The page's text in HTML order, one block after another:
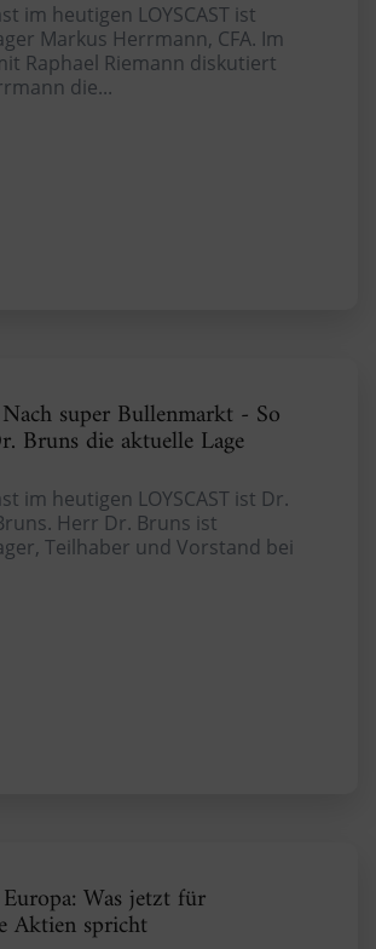
im heutigen LOYSCAST ist
Markus Herrmann, CFA. Im
Raphael Riemann diskutiert
die...
super Bullenmarkt - So
Bruns die aktuelle Lage
im heutigen LOYSCAST ist Dr.
Herr Dr. Bruns ist
Teilhaber und Vorstand bei
Was jetzt für
Aktien spricht